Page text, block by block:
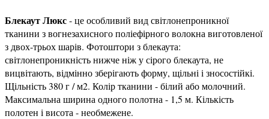
Блекаут Люкс- це особливий вид світлонепроникної
тканини з вогнезахисного поліефірного волокна виготовленої
з двох-трьох шарів. Фотоштори з блекаута:
світлонепроникність нижче ніж у сірого блекаута, не
вицвітають, відмінно зберігають форму, щільні і зносостійкі.
Щільність 380 г / м2. Колір тканини - білий або молочний.
Максимальна ширина одного полотна - 1,5 м. Кількість
полотен і висота - необмежене.